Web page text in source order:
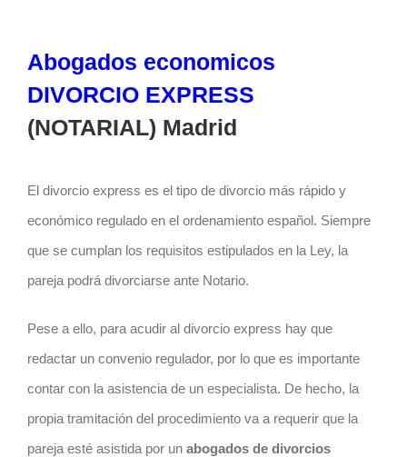
Abogados economicos
DIVORCIO EXPRESS
(NOTARIAL) Madrid
El divorcio express es el tipo de divorcio más rápido y
económico regulado en el ordenamiento español. Siempre
que se cumplan los requisitos estipulados en la Ley, la
pareja podrá divorciarse ante Notario.
Pese a ello, para acudir al divorcio express hay que
redactar un convenio regulador, por lo que es importante
contar con la asistencia de un especialista. De hecho, la
propia tramitación del procedimiento va a requerir que la
pareja esté asistida por un abogados de divorcios